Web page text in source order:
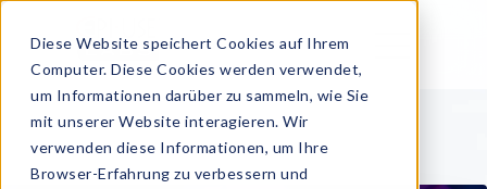
Diese Website speichert Cookies auf Ihrem
Computer. Diese Cookies werden verwendet,
um Informationen darüber zu sammeln, wie Sie
mit unserer Website interagieren. Wir
verwenden diese Informationen, um Ihre
Browser-Erfahrung zu verbessern und